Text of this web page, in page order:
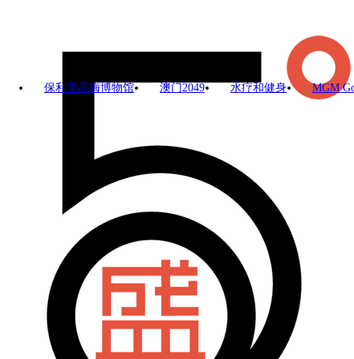
保利美高梅博物馆 澳门2049 水疗和健身 MGM